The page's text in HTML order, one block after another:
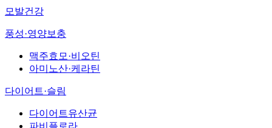
모발건강
풍성·영양보충
맥주효모·비오틴
아미노산·케라틴
다이어트·슬림
다이어트유산균
파비플로라